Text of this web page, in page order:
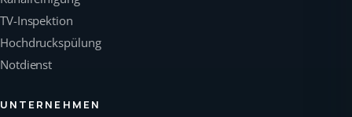
TV-Inspektion
Hochdruckspülung
Notdienst
UNTERNEHMEN